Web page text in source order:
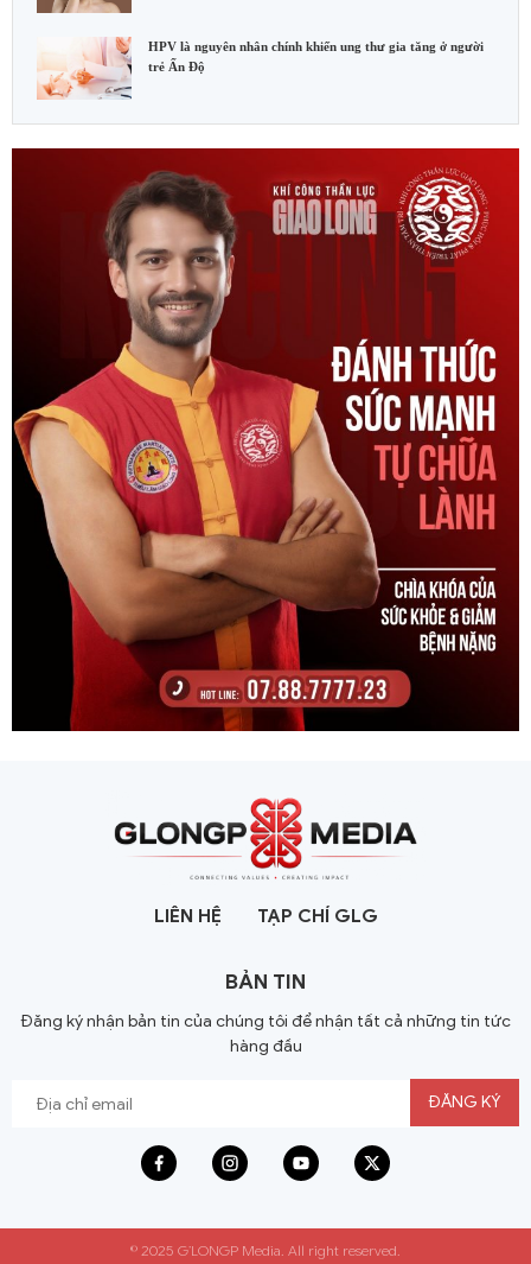
HPV là nguyên nhân chính khiến ung thư gia tăng ở người
trẻ Ấn Độ
LIÊN HỆ TẠP CHÍ GLG
BẢN TIN
Đăng ký nhận bản tin của chúng tôi để nhận tất cả những tin tức
hàng đầu
© 2025 G’LONGP Media. All right reserved.